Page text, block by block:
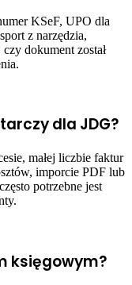
KSeF, UPO dla
z narzędzia,
dokument został
dla JDG?
małej liczbie faktur
imporcie PDF lub
potrzebne jest
księgowym?